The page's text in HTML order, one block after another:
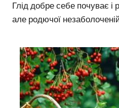
Глід добре себе почуває і
але родючої незаболоченій